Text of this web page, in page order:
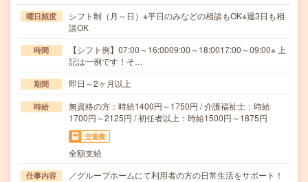
曜日頻度
シフト制（月～日）※平日のみなどの相談もOK※週3日も相
談OK
時間
【シフト例】07:00～16:0009:00～18:0017:00～09:00※ 上
記は一例です！そ…
期間 即日～2ヶ月以上
時給
無資格の方：時給1400円～1750円 / 介護福祉士：時給
1700円～2125円 / 初任者以上：時給1500円～1875円
交通費
全額支給
仕事内容
／グループホームにて利用者の方の日常生活をサポート！